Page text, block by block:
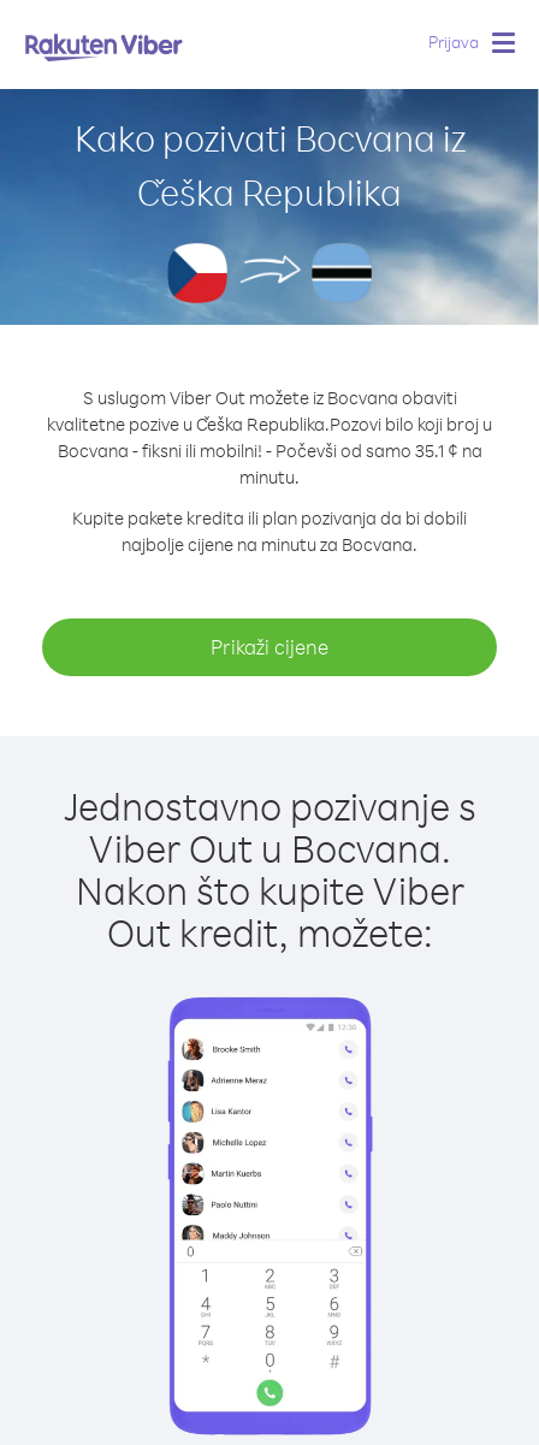
Prijava
Kako pozivati Bocvana iz
Češka Republika
S uslugom Viber Out možete iz Bocvana obaviti
kvalitetne pozive u Češka Republika.Pozovi bilo koji broj u
Bocvana - fiksni ili mobilni! - Počevši od samo 35.1 ¢ na
minutu.
Kupite pakete kredita ili plan pozivanja da bi dobili
najbolje cijene na minutu za Bocvana.
Prikaži cijene
Jednostavno pozivanje s
Viber Out u Bocvana.
Nakon što kupite Viber
Out kredit, možete: